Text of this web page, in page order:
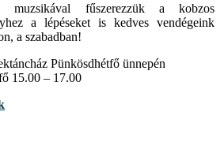
muzsikával fűszerezzük a kobzos
a lépéseket is kedves vendégeink
a szabadban!
Pünkösdhétfő ünnepén
15.00 – 17.00